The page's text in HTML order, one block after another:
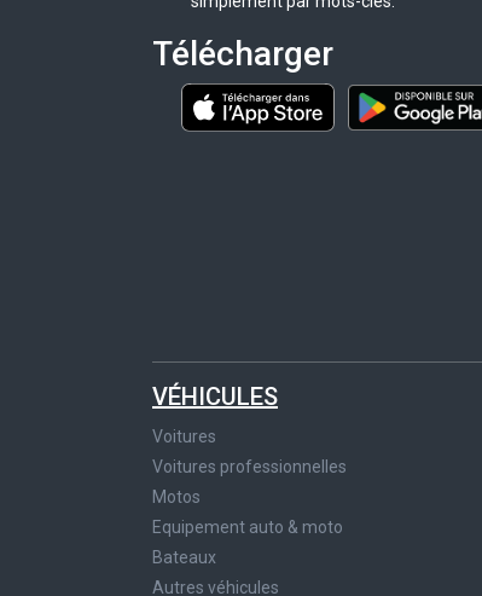
Télécharger
VÉHICULES
Voitures
Voitures professionnelles
Motos
Equipement auto & moto
Bateaux
Autres véhicules